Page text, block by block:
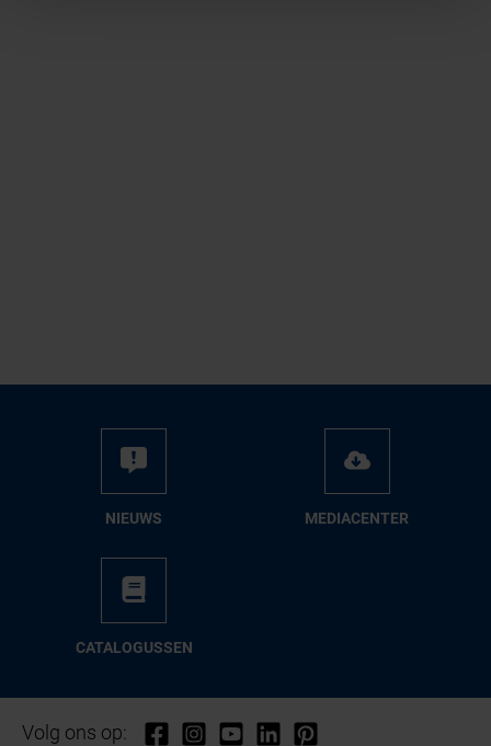
NIEUWS ME­DIA­CEN­TER
CA­TA­LO­GUS­SEN
Volg ons op: